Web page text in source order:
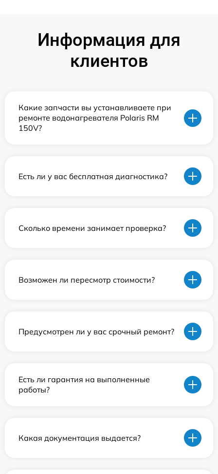
Информация для
клиентов
Какие запчасти вы устанавливаете при
ремонте водонагревателя Polaris RM
150V?
Есть ли у вас бесплатная диагностика?
Сколько времени занимает проверка?
Возможен ли пересмотр стоимости?
Предусмотрен ли у вас срочный ремонт?
Есть ли гарантия на выполненные
работы?
Какая документация выдается?